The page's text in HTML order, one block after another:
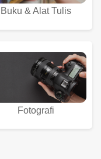
Buku & Alat Tulis
Fotografi